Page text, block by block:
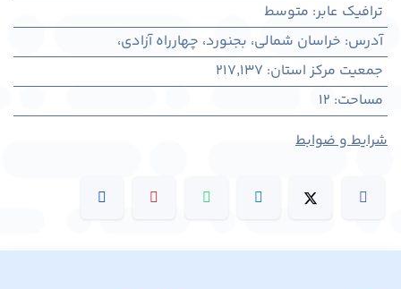
ترافیک عابر: متوسط
آدرس: خراسان شمالی، بجنورد، چهارراه آزادی،
جمعیت مرکز استان:
217,137
مساحت:
12
شرایط و ضوابط